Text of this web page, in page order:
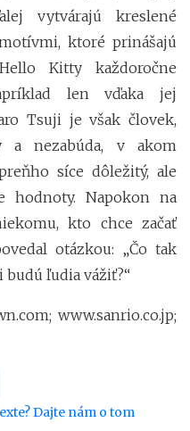
vytvárajú kreslené
ktoré prinášajú
Kitty každoročne
len vďaka jej
Tsuji je však človek,
a nezabúda, v akom
síce dôležitý, ale
hodnoty. Napokon na
kto chce začať
otázkou: „Čo tak
ľudia vážiť?“
www.sanrio.co.jp;
Dajte nám o tom